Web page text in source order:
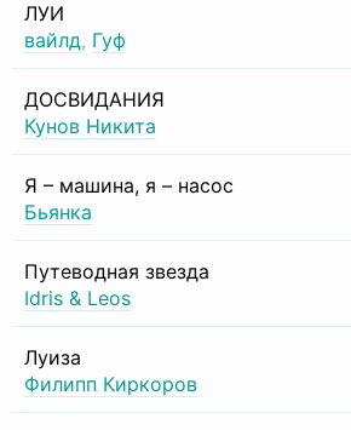
ЛУИ
вайлд, Гуф
ДОСВИДАНИЯ
Кунов Никита
Я – машина, я – насос
Бьянка
Путеводная звезда
Idris & Leos
Луиза
Филипп Киркоров